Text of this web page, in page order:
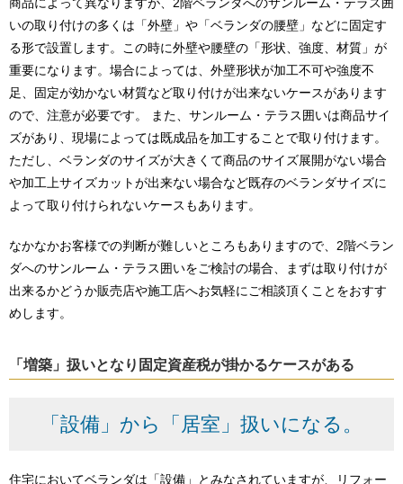
いの取り付けの多くは「外壁」や「ベランダの腰壁」などに固定す
る形で設置します。この時に外壁や腰壁の「形状、強度、材質」が
重要になります。場合によっては、外壁形状が加工不可や強度不
足、固定が効かない材質など取り付けが出来ないケースがあります
ので、注意が必要です。 また、サンルーム・テラス囲いは商品サイ
ズがあり、現場によっては既成品を加工することで取り付けます。
ただし、ベランダのサイズが大きくて商品のサイズ展開がない場合
や加工上サイズカットが出来ない場合など既存のベランダサイズに
よって取り付けられないケースもあります。
なかなかお客様での判断が難しいところもありますので、2階ベラン
ダへのサンルーム・テラス囲いをご検討の場合、まずは取り付けが
出来るかどうか販売店や施工店へお気軽にご相談頂くことをおすす
めします。
「増築」扱いとなり固定資産税が掛かるケースがある
「設備」から「居室」扱いになる。
住宅においてベランダは「設備」とみなされていますが、リフォー